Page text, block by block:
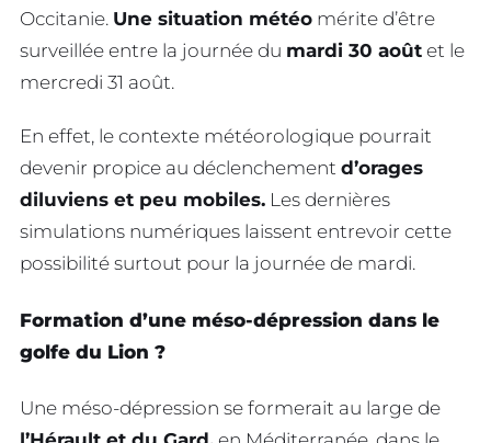
Occitanie. Une situation météo mérite d’être
surveillée entre la journée du mardi 30 août et le
mercredi 31 août.
En effet, le contexte météorologique pourrait
devenir propice au déclenchement d’orages
diluviens et peu mobiles. Les dernières
simulations numériques laissent entrevoir cette
possibilité surtout pour la journée de mardi.
Formation d’une méso-dépression dans le
golfe du Lion ?
Une méso-dépression se formerait au large de